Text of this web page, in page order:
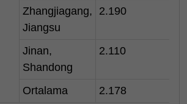
Zhangjiagang,
Jiangsu
2.190
Jinan,
Shandong
2.110
Ortalama 2.178